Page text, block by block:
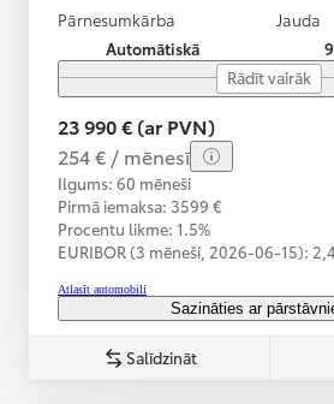
Pārnesumkārba
Automātiskā
Jauda
Rādīt vairāk
23 990 € (ar PVN)
254 € / mēnesī
Ilgums: 60 mēneši
Pirmā iemaksa: 3599 €
Procentu likme: 1.5%
EURIBOR (3 mēneši, 2026-06-15):
Atlasīt automobili
Sazināties ar
Salīdzināt